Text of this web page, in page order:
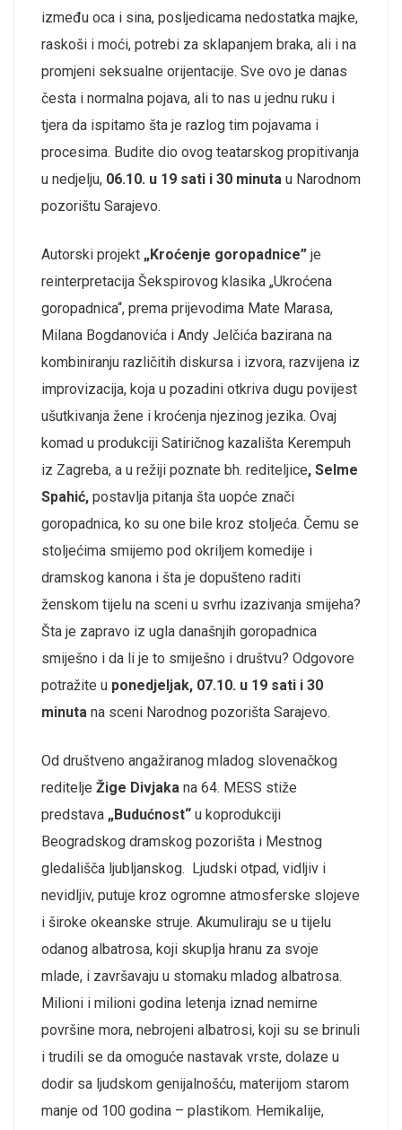
između oca i sina, posljedicama nedostatka majke,
raskoši i moći, potrebi za sklapanjem braka, ali i na
promjeni seksualne orijentacije. Sve ovo je danas
česta i normalna pojava, ali to nas u jednu ruku i
tjera da ispitamo šta je razlog tim pojavama i
procesima. Budite dio ovog teatarskog propitivanja
u nedjelju, 06.10. u 19 sati i 30 minuta u Narodnom
pozorištu Sarajevo.
Autorski projekt „Kroćenje goropadnice” je
reinterpretacija Šekspirovog klasika „Ukroćena
goropadnica“, prema prijevodima Mate Marasa,
Milana Bogdanovića i Andy Jelčića bazirana na
kombiniranju različitih diskursa i izvora, razvijena iz
improvizacija, koja u pozadini otkriva dugu povijest
ušutkivanja žene i kroćenja njezinog jezika. Ovaj
komad u produkciji Satiričnog kazališta Kerempuh
iz Zagreba, a u režiji poznate bh. rediteljice, Selme
Spahić, postavlja pitanja šta uopće znači
goropadnica, ko su one bile kroz stoljeća. Čemu se
stoljećima smijemo pod okriljem komedije i
dramskog kanona i šta je dopušteno raditi
ženskom tijelu na sceni u svrhu izazivanja smijeha?
Šta je zapravo iz ugla današnjih goropadnica
smiješno i da li je to smiješno i društvu? Odgovore
potražite u ponedjeljak, 07.10. u 19 sati i 30
minuta na sceni Narodnog pozorišta Sarajevo.
Od društveno angažiranog mladog slovenačkog
reditelje Žige Divjaka na 64. MESS stiže
predstava „Budućnost“ u koprodukciji
Beogradskog dramskog pozorišta i Mestnog
gledališča ljubljanskog. Ljudski otpad, vidljiv i
nevidljiv, putuje kroz ogromne atmosferske slojeve
i široke okeanske struje. Akumuliraju se u tijelu
odanog albatrosa, koji skuplja hranu za svoje
mlade, i završavaju u stomaku mladog albatrosa.
Milioni i milioni godina letenja iznad nemirne
površine mora, nebrojeni albatrosi, koji su se brinuli
i trudili se da omoguće nastavak vrste, dolaze u
dodir sa ljudskom genijalnošću, materijom starom
manje od 100 godina – plastikom. Hemikalije,